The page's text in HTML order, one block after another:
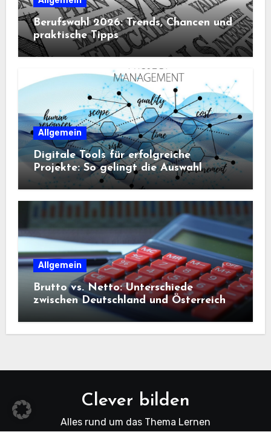
Berufswahl 2026: Trends, Chancen und
praktische Tipps
Allgemein
Digitale Tools für erfolgreiche
Projekte: So gelingt die Auswahl
Allgemein
Brutto vs. Netto: Unterschiede
zwischen Deutschland und Österreich
Clever bilden
Alles rund um das Thema Lernen